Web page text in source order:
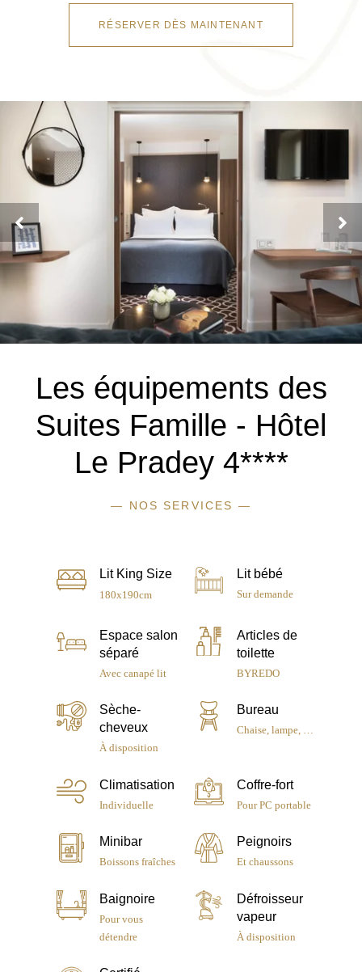
RÉSERVER DÈS MAINTENANT
Les équipements des
Suites Famille - Hôtel
Le Pradey 4****
— NOS SERVICES —
Lit King Size
180x190cm
Lit bébé
Sur demande
Espace salon
séparé
Avec canapé lit
Articles de
toilette
BYREDO
Sèche-
cheveux
À disposition
Bureau
Chaise, lampe, …
Climatisation
Individuelle
Coffre-fort
Pour PC portable
Minibar
Boissons fraîches
Peignoirs
Et chaussons
Baignoire
Pour vous
détendre
Défroisseur
vapeur
À disposition
Chambres & Suites